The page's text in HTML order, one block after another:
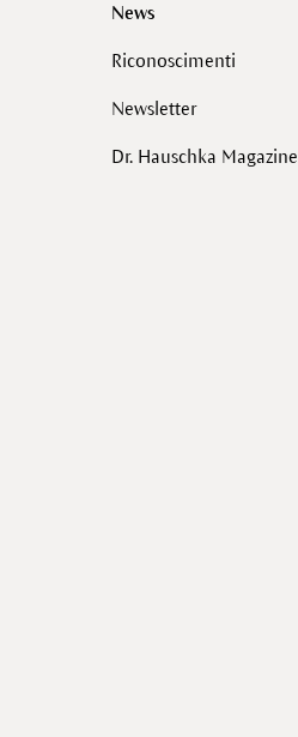
News
Riconoscimenti
Newsletter
Dr. Hauschka Magazine